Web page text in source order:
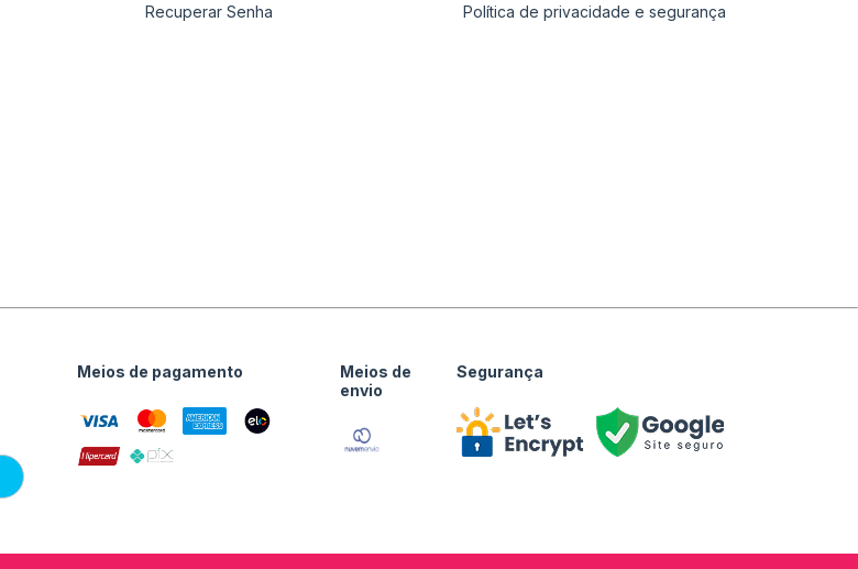
Recuperar Senha
Política de privacidade e segurança
Meios de pagamento
Meios de
envio
Segurança